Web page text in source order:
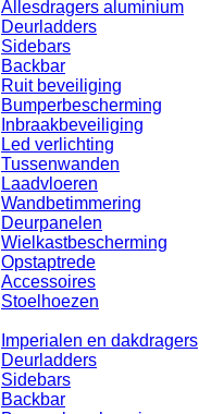
Allesdragers aluminium
Deurladders
Sidebars
Backbar
Ruit beveiliging
Bumperbescherming
Inbraakbeveiliging
Led verlichting
Tussenwanden
Laadvloeren
Wandbetimmering
Deurpanelen
Wielkastbescherming
Opstaptrede
Accessoires
Stoelhoezen
Imperialen en dakdragers
Deurladders
Sidebars
Backbar